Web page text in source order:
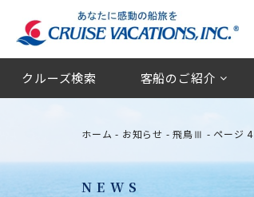
クルーズ検索 客船のご紹介
NEWS
ホーム - お知らせ -飛鳥Ⅲ - ページ 4